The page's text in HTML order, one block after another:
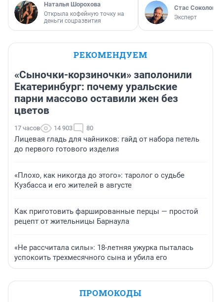
Наталья Шорохова
Открыла кофейную точку на
деньги соцразвития
Стас Соколов
Эксперт
РЕКОМЕНДУЕМ
«Сыночки-корзиночки» заполонили
Екатеринбург: почему уральские
парни массово оставили жен без
цветов
17 часов 14 903 80
Лицевая гладь для чайников: гайд от набора петель
до первого готового изделия
«Плохо, как никогда до этого»: таролог о судьбе
Кузбасса и его жителей в августе
Как приготовить фаршированные перцы — простой
рецепт от жительницы Барнаула
«Не рассчитала силы»: 18-летняя ужурка пыталась
успокоить трехмесячного сына и убила его
ПРОМОКОДЫ